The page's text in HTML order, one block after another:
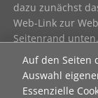
Auf den Seiten
Auswahl
Essenzielle
dazu zunächst
Web-Link zur
Seitenrand unten.